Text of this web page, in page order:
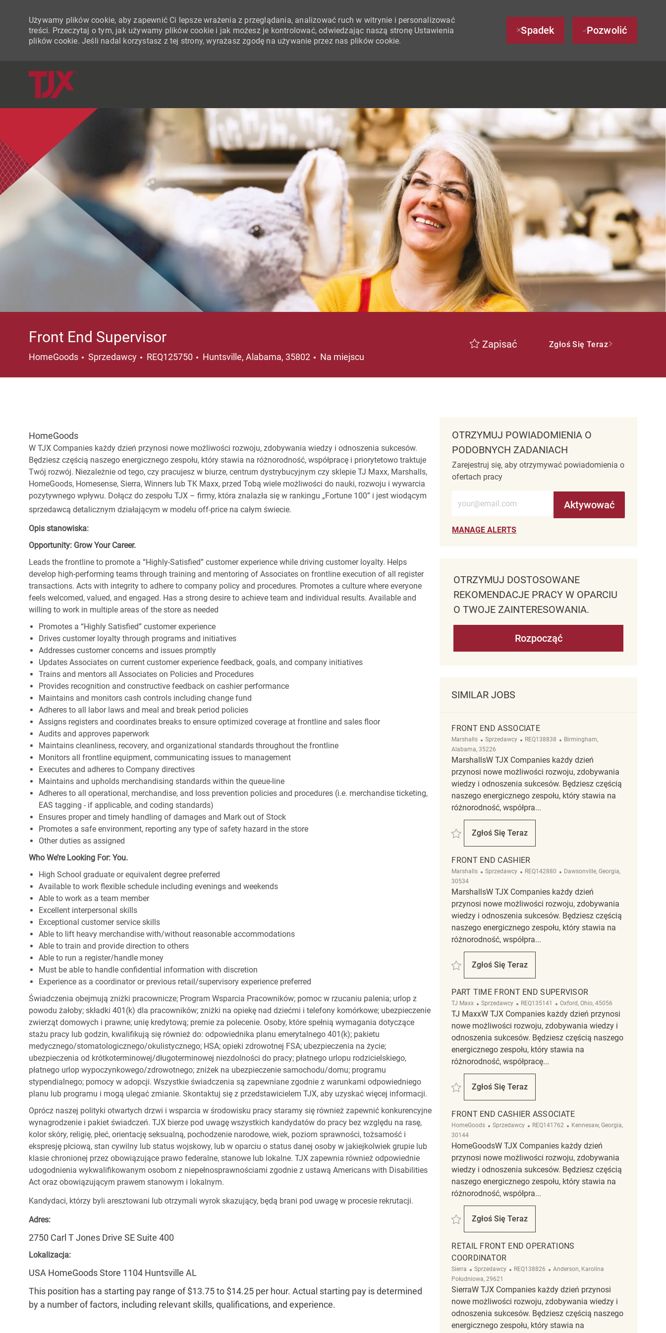
Używamy plików cookie, aby zapewnić Ci lepsze wrażenia z przeglądania, analizować ruch w witrynie i personalizować
treści. Przeczytaj o tym, jak używamy plików cookie i jak możesz je kontrolować, odwiedzając naszą stronę Ustawienia
plików cookie. Jeśli nadal korzystasz z tej strony, wyrażasz zgodę na używanie przez nas plików cookie.
Spadek Pozwolić
Front End Supervisor
HomeGoods Kategoria
Sprzedawcy REQ125750 Lokalizacja
Huntsville, Alabama, 35802 Na miejscu
Zapisać Zgłoś Się Teraz
HomeGoods
W TJX Companies każdy dzień przynosi nowe możliwości rozwoju, zdobywania wiedzy i odnoszenia sukcesów.
Będziesz częścią naszego energicznego zespołu, który stawia na różnorodność, współpracę i priorytetowo traktuje
Twój rozwój. Niezależnie od tego, czy pracujesz w biurze, centrum dystrybucyjnym czy sklepie TJ Maxx, Marshalls,
HomeGoods, Homesense, Sierra, Winners lub TK Maxx, przed Tobą wiele możliwości do nauki, rozwoju i wywarcia
pozytywnego wpływu. Dołącz do zespołu TJX – firmy, która znalazła się w rankingu „Fortune 100” i jest wiodącym
sprzedawcą detalicznym działającym w modelu off-price na całym świecie.
Opis stanowiska:
Opportunity: Grow Your Career.
Leads the frontline to promote a “Highly-Satisfied” customer experience while driving customer loyalty. Helps
develop high-performing teams through training and mentoring of Associates on frontline execution of all register
transactions. Acts with integrity to adhere to company policy and procedures. Promotes a culture where everyone
feels welcomed, valued, and engaged. Has a strong desire to achieve team and individual results. Available and
willing to work in multiple areas of the store as needed
Promotes a “Highly Satisfied” customer experience
Drives customer loyalty through programs and initiatives
Addresses customer concerns and issues promptly
Updates Associates on current customer experience feedback, goals, and company initiatives
Trains and mentors all Associates on Policies and Procedures
Provides recognition and constructive feedback on cashier performance
Maintains and monitors cash controls including change fund
Adheres to all labor laws and meal and break period policies
Assigns registers and coordinates breaks to ensure optimized coverage at frontline and sales floor
Audits and approves paperwork
Maintains cleanliness, recovery, and organizational standards throughout the frontline
Monitors all frontline equipment, communicating issues to management
Executes and adheres to Company directives
Maintains and upholds merchandising standards within the queue-line
Adheres to all operational, merchandise, and loss prevention policies and procedures (i.e. merchandise ticketing,
EAS tagging - if applicable, and coding standards)
Ensures proper and timely handling of damages and Mark out of Stock
Promotes a safe environment, reporting any type of safety hazard in the store
Other duties as assigned
Who We’re Looking For: You.
High School graduate or equivalent degree preferred
Available to work flexible schedule including evenings and weekends
Able to work as a team member
Excellent interpersonal skills
Exceptional customer service skills
Able to lift heavy merchandise with/without reasonable accommodations
Able to train and provide direction to others
Able to run a register/handle money
Must be able to handle confidential information with discretion
Experience as a coordinator or previous retail/supervisory experience preferred
Świadczenia obejmują zniżki pracownicze; Program Wsparcia Pracowników; pomoc w rzucaniu palenia; urlop z
powodu żałoby; składki 401(k) dla pracowników; zniżki na opiekę nad dziećmi i telefony komórkowe; ubezpieczenie
zwierząt domowych i prawne; unię kredytową; premie za polecenie. Osoby, które spełnią wymagania dotyczące
stażu pracy lub godzin, kwalifikują się również do: odpowiednika planu emerytalnego 401(k); pakietu
medycznego/stomatologicznego/okulistycznego; HSA; opieki zdrowotnej FSA; ubezpieczenia na życie;
ubezpieczenia od krótkoterminowej/długoterminowej niezdolności do pracy; płatnego urlopu rodzicielskiego,
płatnego urlop wypoczynkowego/zdrowotnego; zniżek na ubezpieczenie samochodu/domu; programu
stypendialnego; pomocy w adopcji. Wszystkie świadczenia są zapewniane zgodnie z warunkami odpowiedniego
planu lub programu i mogą ulegać zmianie. Skontaktuj się z przedstawicielem TJX, aby uzyskać więcej informacji.
Oprócz naszej polityki otwartych drzwi i wsparcia w środowisku pracy staramy się również zapewnić konkurencyjne
wynagrodzenie i pakiet świadczeń. TJX bierze pod uwagę wszystkich kandydatów do pracy bez względu na rasę,
kolor skóry, religię, płeć, orientację seksualną, pochodzenie narodowe, wiek, poziom sprawności, tożsamość i
ekspresję płciową, stan cywilny lub status wojskowy, lub w oparciu o status danej osoby w jakiejkolwiek grupie lub
klasie chronionej przez obowiązujące prawo federalne, stanowe lub lokalne. TJX zapewnia również odpowiednie
udogodnienia wykwalifikowanym osobom z niepełnosprawnościami zgodnie z ustawą Americans with Disabilities
Act oraz obowiązującym prawem stanowym i lokalnym.
Kandydaci, którzy byli aresztowani lub otrzymali wyrok skazujący, będą brani pod uwagę w procesie rekrutacji.
Adres:
2750 Carl T Jones Drive SE Suite 400
Lokalizacja:
USA HomeGoods Store 1104 Huntsville AL
This position has a starting pay range of $13.75 to $14.25 per hour. Actual starting pay is determined
by a number of factors, including relevant skills, qualifications, and experience.
OTRZYMUJ POWIADOMIENIA O
PODOBNYCH ZADANIACH
Zarejestruj się, aby otrzymywać powiadomienia o
ofertach pracy
Wprowadź adres e-mail (wymagane)
Aktywować
MANAGE ALERTS
OTRZYMUJ DOSTOSOWANE
REKOMENDACJE PRACY W OPARCIU
O TWOJE ZAINTERESOWANIA.
Rozpocząć
SIMILAR JOBS
FRONT END ASSOCIATE
Marshalls Kategoria
Sprzedawcy ReqId
REQ138838 Lokalizacja
Birmingham,
Alabama, 35226
MarshallsW TJX Companies każdy dzień
przynosi nowe możliwości rozwoju, zdobywania
wiedzy i odnoszenia sukcesów. Będziesz częścią
naszego energicznego zespołu, który stawia na
różnorodność, współpra...
Zapisać Front end associate REQ138838
Zgłoś Się Teraz
Front End Associate
FRONT END CASHIER
Marshalls Kategoria
Sprzedawcy ReqId
REQ142880 Lokalizacja
Dawsonville, Georgia,
30534
MarshallsW TJX Companies każdy dzień
przynosi nowe możliwości rozwoju, zdobywania
wiedzy i odnoszenia sukcesów. Będziesz częścią
naszego energicznego zespołu, który stawia na
różnorodność, współpra...
Zapisać Front End Cashier REQ142880
Zgłoś Się Teraz
Front End Cashier
PART TIME FRONT END SUPERVISOR
TJ Maxx Kategoria
Sprzedawcy ReqId
REQ135141 Lokalizacja
Oxford, Ohio, 45056
TJ MaxxW TJX Companies każdy dzień przynosi
nowe możliwości rozwoju, zdobywania wiedzy i
odnoszenia sukcesów. Będziesz częścią naszego
energicznego zespołu, który stawia na
różnorodność, współpracę...
Zapisać Part Time Front End Supervisor REQ135141
Zgłoś Się Teraz
Part Time Front End Supervisor
FRONT END CASHIER ASSOCIATE
HomeGoods Kategoria
Sprzedawcy ReqId
REQ141762 Lokalizacja
Kennesaw, Georgia,
30144
HomeGoodsW TJX Companies każdy dzień
przynosi nowe możliwości rozwoju, zdobywania
wiedzy i odnoszenia sukcesów. Będziesz częścią
naszego energicznego zespołu, który stawia na
różnorodność, współpra...
Zapisać Front End Cashier Associate REQ141762
Zgłoś Się Teraz
Front End Cashier Associate
RETAIL FRONT END OPERATIONS
COORDINATOR
Sierra Kategoria
Sprzedawcy ReqId
REQ138826 Lokalizacja
Anderson, Karolina
Południowa, 29621
SierraW TJX Companies każdy dzień przynosi
nowe możliwości rozwoju, zdobywania wiedzy i
odnoszenia sukcesów. Będziesz częścią naszego
energicznego zespołu, który stawia na